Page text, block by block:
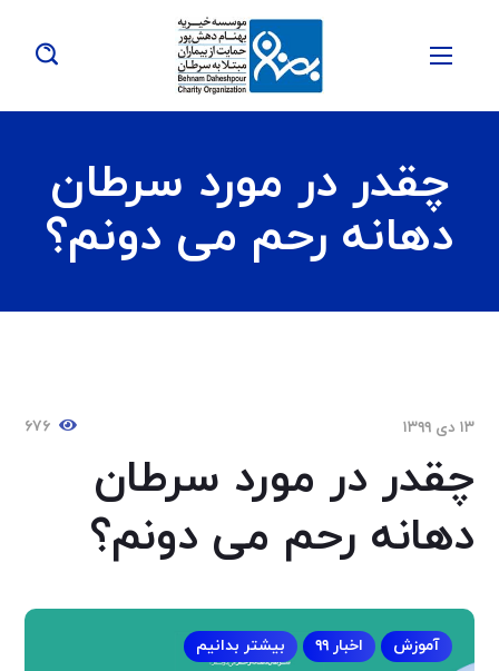
چقدر در مورد سرطان
دهانه رحم می دونم؟
۱۳ دی ۱۳۹۹ ۶۷۶
چقدر در مورد سرطان
دهانه رحم می دونم؟
آموزش اخبار ۹۹ بیشتر بدانیم